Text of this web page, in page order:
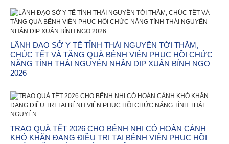
LÃNH ĐẠO SỞ Y TẾ TỈNH THÁI NGUYÊN TỚI THĂM,
CHÚC TẾT VÀ TẶNG QUÀ BỆNH VIỆN PHỤC HỒI CHỨC
NĂNG TỈNH THÁI NGUYÊN NHÂN DỊP XUÂN BÍNH NGỌ
2026
TRAO QUÀ TẾT 2026 CHO BỆNH NHI CÓ HOÀN CẢNH
KHÓ KHĂN ĐANG ĐIỀU TRỊ TẠI BỆNH VIỆN PHỤC HỒI